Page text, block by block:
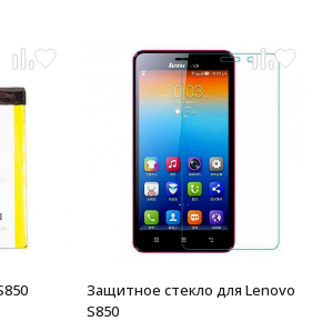
Защитное стекло для Lenovo
S850